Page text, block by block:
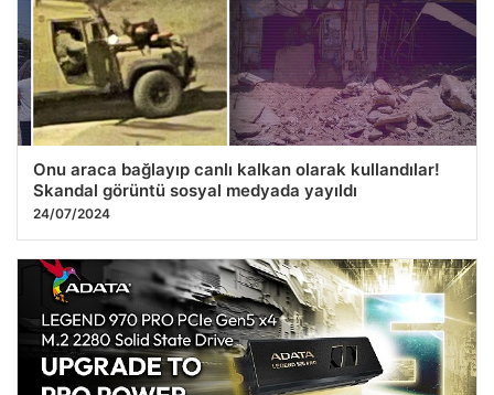
Onu araca bağlayıp canlı kalkan olarak kullandılar!
Skandal görüntü sosyal medyada yayıldı
24/07/2024